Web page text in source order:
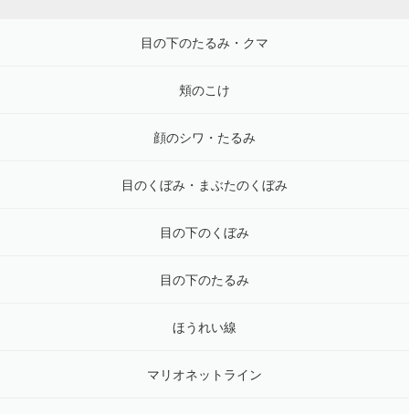
目の下のたるみ・クマ
頬のこけ
顔のシワ・たるみ
目のくぼみ・まぶたのくぼみ
目の下のくぼみ
目の下のたるみ
ほうれい線
マリオネットライン